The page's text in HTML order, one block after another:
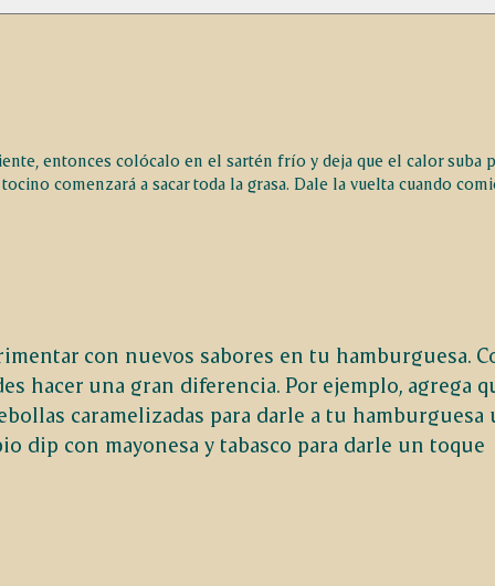
entonces colócalo en el sartén frío y deja que el calor suba
comenzará a sacar toda la grasa. Dale la vuelta cuando
con nuevos sabores en tu hamburguesa.
hacer una gran diferencia. Por ejemplo, agrega
caramelizadas para darle a tu hamburguesa
dip con mayonesa y tabasco para darle un toque